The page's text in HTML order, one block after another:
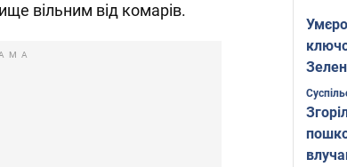
вільним від комарів.